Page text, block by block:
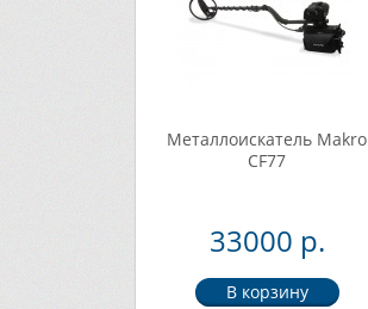
Металлоискатель Makro
CF77
33000 р.